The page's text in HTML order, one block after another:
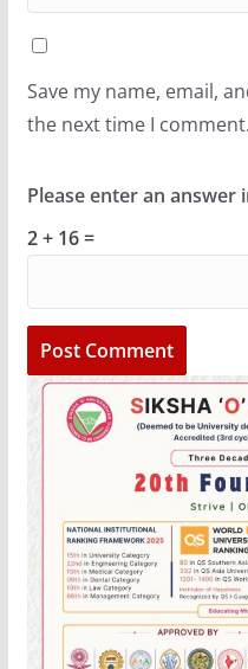
Save my name, email,
the next time I comment.
Please enter an answer
2 + 16 =